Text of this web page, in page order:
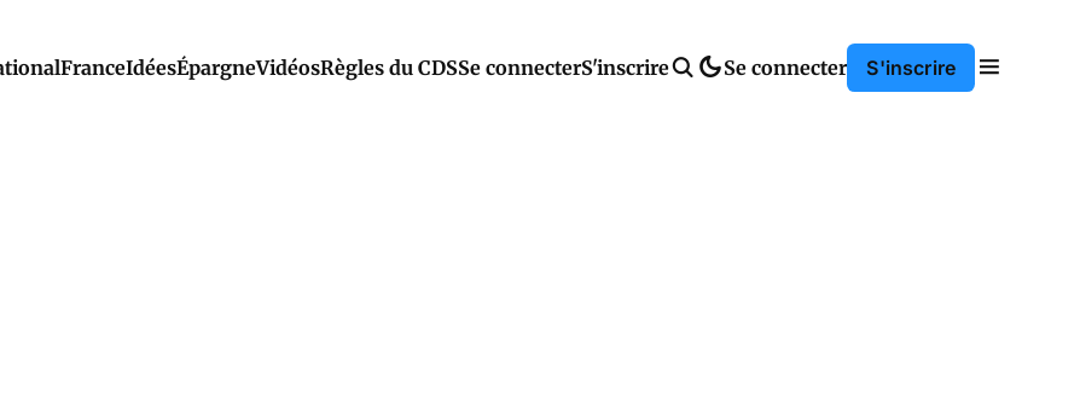
FranceIdéesÉpargneVidéosRègles du CDSSe connecterS'inscrire Se connecter S'inscrire